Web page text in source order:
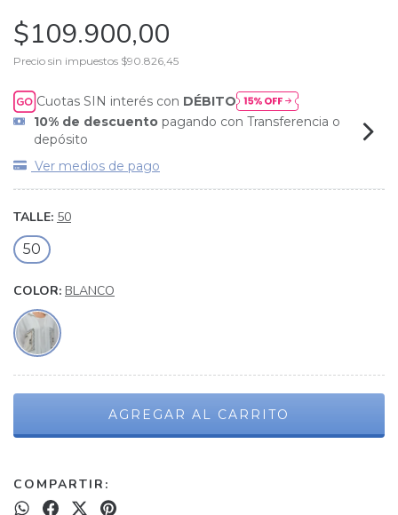
$109.900,00
Precio sin impuestos $90.826,45
Cuotas SIN interés con DÉBITO
10% de descuentopagando con Transferencia o
depósito
Ver medios de pago
TALLE: 50
50
COLOR: BLANCO
COMPARTIR: